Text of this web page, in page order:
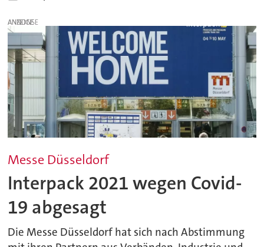
ANZEIGE
Messe Düsseldorf
Interpack 2021 wegen Covid-
19 abgesagt
Die Messe Düsseldorf hat sich nach Abstimmung